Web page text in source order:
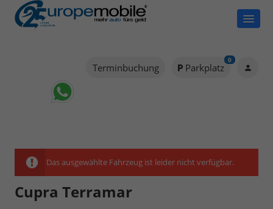
Terminbuchung Parkplatz
0
Das ausgewählte Fahrzeug ist leider nicht verfügbar.
Cupra Terramar